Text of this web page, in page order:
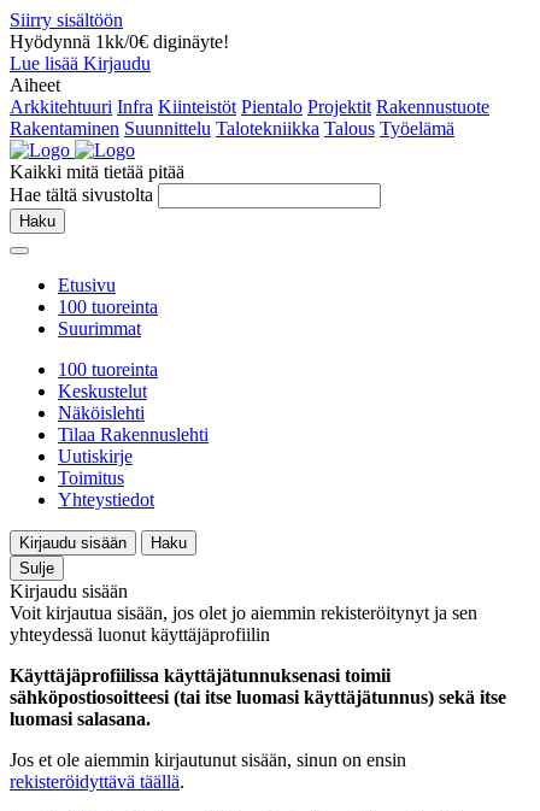
Siirry sisältöön
Hyödynnä 1kk/0€ diginäyte!
Lue lisää Kirjaudu
Aiheet
Arkkitehtuuri Infra Kiinteistöt Pientalo Projektit Rakennustuote
Rakentaminen Suunnittelu Talotekniikka Talous Työelämä
Kaikki mitä tietää pitää
Hae tältä sivustolta
Haku
Etusivu
100 tuoreinta
Suurimmat
100 tuoreinta
Keskustelut
Näköislehti
Tilaa Rakennuslehti
Uutiskirje
Toimitus
Yhteystiedot
Kirjaudu sisään
Haku
Sulje
Kirjaudu sisään
Voit kirjautua sisään, jos olet jo aiemmin rekisteröitynyt ja sen
yhteydessä luonut käyttäjäprofiilin
Käyttäjäprofiilissa käyttäjätunnuksenasi toimii
sähköpostiosoitteesi (tai itse luomasi käyttäjätunnus) sekä itse
luomasi salasana.
Jos et ole aiemmin kirjautunut sisään, sinun on ensin
rekisteröidyttävä täällä.